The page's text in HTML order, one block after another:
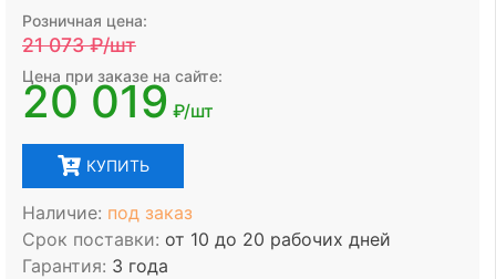
Розничная цена:
21 073₽/шт
Цена при заказе на сайте:
20 019 ₽/шт
КУПИТЬ
Наличие: под заказ
Срок поставки: от 10 до 20 рабочих дней
Гарантия: 3 года